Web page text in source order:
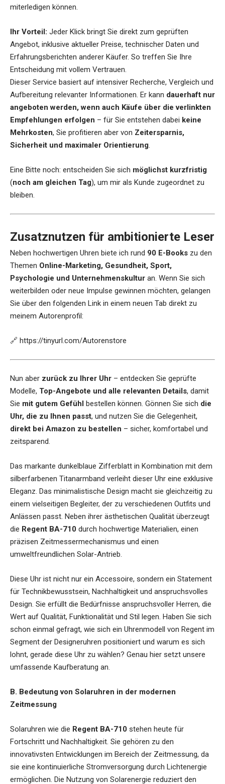
miterledigen können.
Ihr Vorteil: Jeder Klick bringt Sie direkt zum geprüften
Angebot, inklusive aktueller Preise, technischer Daten und
Erfahrungsberichten anderer Käufer. So treffen Sie Ihre
Entscheidung mit vollem Vertrauen.
Dieser Service basiert auf intensiver Recherche, Vergleich und
Aufbereitung relevanter Informationen. Er kann dauerhaft nur
angeboten werden, wenn auch Käufe über die verlinkten
Empfehlungen erfolgen – für Sie entstehen dabei keine
Mehrkosten, Sie profitieren aber von Zeitersparnis,
Sicherheit und maximaler Orientierung.
Eine Bitte noch: entscheiden Sie sich möglichst kurzfristig
(noch am gleichen Tag), um mir als Kunde zugeordnet zu
bleiben.
Zusatznutzen für ambitionierte Leser
Neben hochwertigen Uhren biete ich rund 90 E-Books zu den
Themen Online-Marketing, Gesundheit, Sport,
Psychologie und Unternehmenskultur an. Wenn Sie sich
weiterbilden oder neue Impulse gewinnen möchten, gelangen
Sie über den folgenden Link in einem neuen Tab direkt zu
meinem Autorenprofil:
🔗 https://tinyurl.com/Autorenstore
Nun aber zurück zu Ihrer Uhr – entdecken Sie geprüfte
Modelle, Top-Angebote und alle relevanten Details, damit
Sie mit gutem Gefühl bestellen können. Gönnen Sie sich die
Uhr, die zu Ihnen passt, und nutzen Sie die Gelegenheit,
direkt bei Amazon zu bestellen – sicher, komfortabel und
zeitsparend.
Das markante dunkelblaue Zifferblatt in Kombination mit dem
silberfarbenen Titanarmband verleiht dieser Uhr eine exklusive
Eleganz. Das minimalistische Design macht sie gleichzeitig zu
einem vielseitigen Begleiter, der zu verschiedenen Outfits und
Anlässen passt. Neben ihrer ästhetischen Qualität überzeugt
die Regent BA-710 durch hochwertige Materialien, einen
präzisen Zeitmessermechanismus und einen
umweltfreundlichen Solar-Antrieb.
Diese Uhr ist nicht nur ein Accessoire, sondern ein Statement
für Technikbewusstsein, Nachhaltigkeit und anspruchsvolles
Design. Sie erfüllt die Bedürfnisse anspruchsvoller Herren, die
Wert auf Qualität, Funktionalität und Stil legen. Haben Sie sich
schon einmal gefragt, wie sich ein Uhrenmodell von Regent im
Segment der Designeruhren positioniert und warum es sich
lohnt, gerade diese Uhr zu wählen? Genau hier setzt unsere
umfassende Kaufberatung an.
B. Bedeutung von Solaruhren in der modernen
Zeitmessung
Solaruhren wie die Regent BA-710 stehen heute für
Fortschritt und Nachhaltigkeit. Sie gehören zu den
innovativsten Entwicklungen im Bereich der Zeitmessung, da
sie eine kontinuierliche Stromversorgung durch Lichtenergie
ermöglichen. Die Nutzung von Solarenergie reduziert den